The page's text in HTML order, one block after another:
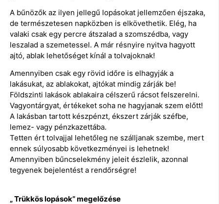
A bűnözők az ilyen jellegű lopásokat jellemzően éjszaka,
de természetesen napközben is elkövethetik. Elég, ha
valaki csak egy percre átszalad a szomszédba, vagy
leszalad a szemetessel. A már résnyire nyitva hagyott
ajtó, ablak lehetőséget kínál a tolvajoknak!
Amennyiben csak egy rövid időre is elhagyják a
lakásukat, az ablakokat, ajtókat mindig zárják be!
Földszinti lakások ablakaira célszerű rácsot felszerelni.
Vagyontárgyat, értékeket soha ne hagyjanak szem előtt!
A lakásban tartott készpénzt, ékszert zárják széfbe,
lemez- vagy pénzkazettába.
Tetten ért tolvajjal lehetőleg ne szálljanak szembe, mert
ennek súlyosabb következményei is lehetnek!
Amennyiben bűncselekmény jeleit észlelik, azonnal
tegyenek bejelentést a rendőrségre!
„ Trükkös lopások” megelőzése